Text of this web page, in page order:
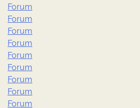
Forum
Forum
Forum
Forum
Forum
Forum
Forum
Forum
Forum